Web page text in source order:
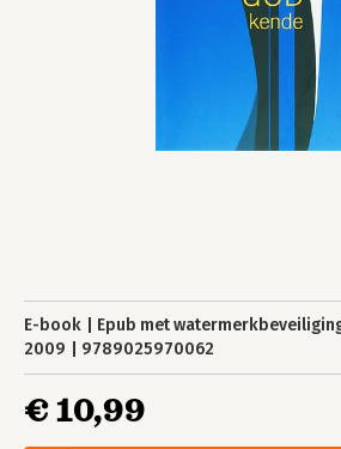
E-book Epub met
2009
9789025970062
€ 10,99